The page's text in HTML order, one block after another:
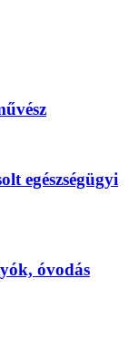
egészségügyi
óvodás